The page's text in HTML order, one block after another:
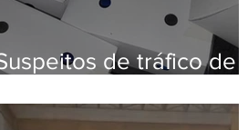
de tráfico de
com 50 aves